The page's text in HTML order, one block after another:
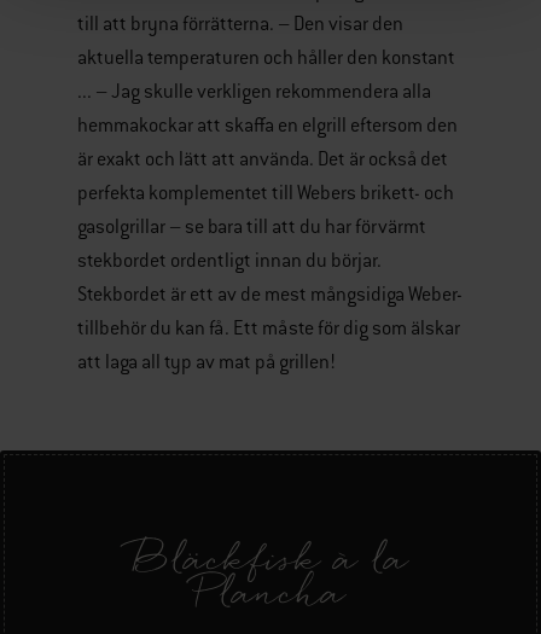
till att bryna förrätterna. – Den visar den
aktuella temperaturen och håller den konstant
... – Jag skulle verkligen rekommendera alla
hemmakockar att skaffa en elgrill eftersom den
är exakt och lätt att använda. Det är också det
perfekta komplementet till Webers brikett- och
gasolgrillar – se bara till att du har förvärmt
stekbordet ordentligt innan du börjar.
Stekbordet är ett av de mest mångsidiga Weber-
tillbehör du kan få. Ett måste för dig som älskar
att laga all typ av mat på grillen!
Bläckfisk à la
Plancha